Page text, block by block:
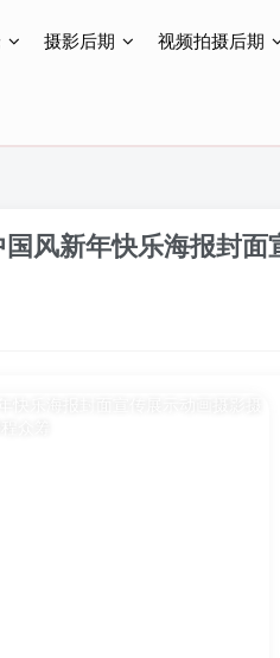
摄影后期 视频拍摄后期
都可观看，终身免费更新
风新年快乐海报封面